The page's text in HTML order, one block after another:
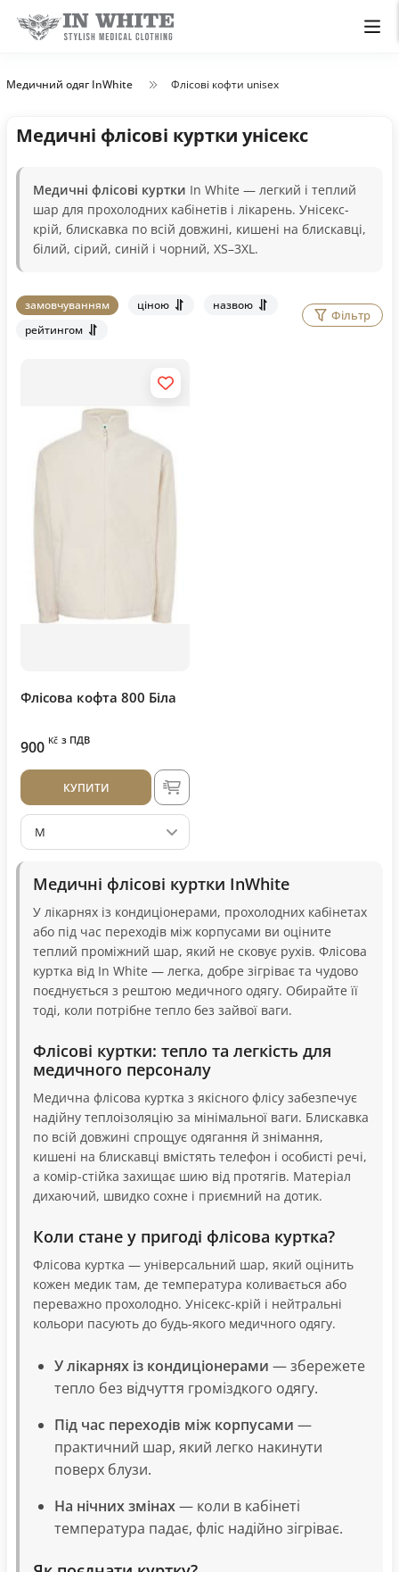
Медичний одяг InWhite Флісові кофти unisex
Медичні флісові куртки унісекс
Медичні флісові куртки In White — легкий і теплий
шар для прохолодних кабінетів і лікарень. Унісекс-
крій, блискавка по всій довжині, кишені на блискавці,
білий, сірий, синій і чорний, XS–3XL.
замовчуванням ціною
назвою
рейтингом
Фільтр
Флісова кофта 800 Біла
900 Kč з ПДВ
КУПИТИ
M
Медичні флісові куртки InWhite
У лікарнях із кондиціонерами, прохолодних кабінетах
або під час переходів між корпусами ви оціните
теплий проміжний шар, який не сковує рухів. Флісова
куртка від In White — легка, добре зігріває та чудово
поєднується з рештою медичного одягу. Обирайте її
тоді, коли потрібне тепло без зайвої ваги.
Флісові куртки: тепло та легкість для
медичного персоналу
Медична флісова куртка з якісного флісу забезпечує
надійну теплоізоляцію за мінімальної ваги. Блискавка
по всій довжині спрощує одягання й знімання,
кишені на блискавці вмістять телефон і особисті речі,
а комір-стійка захищає шию від протягів. Матеріал
дихаючий, швидко сохне і приємний на дотик.
Коли стане у пригоді флісова куртка?
Флісова куртка — універсальний шар, який оцінить
кожен медик там, де температура коливається або
переважно прохолодно. Унісекс-крій і нейтральні
кольори пасують до будь-якого медичного одягу.
У лікарнях із кондиціонерами — збережете
тепло без відчуття громіздкого одягу.
Під час переходів між корпусами —
практичний шар, який легко накинути
поверх блузи.
На нічних змінах— коли в кабінеті
температура падає, фліс надійно зігріває.